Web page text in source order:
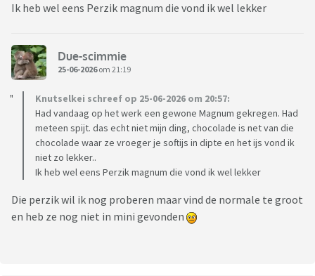
Ik heb wel eens Perzik magnum die vond ik wel lekker
Due-scimmie
25-06-2026om 21:19
Knutselkei schreef op 25-06-2026 om 20:57:
Had vandaag op het werk een gewone Magnum gekregen. Had
meteen spijt. das echt niet mijn ding, chocolade is net van die
chocolade waar ze vroeger je softijs in dipte en het ijs vond ik
niet zo lekker..
Ik heb wel eens Perzik magnum die vond ik wel lekker
Die perzik wil ik nog proberen maar vind de normale te groot
en heb ze nog niet in mini gevonden